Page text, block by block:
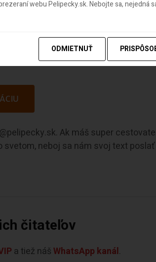
sa v ponuke a dostať
ponuku konzultácie. Služba je
letenky či dovolenky,
Ak máš super
neboj sa nám svoj text
čitateľov
a tiež nášWhatsApp kanál.
webu Pelipecky.sk. Nebojte sa, nejedná
ODMIETNUŤ